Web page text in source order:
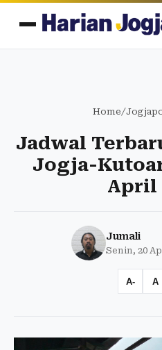
Home/
Jadwal
Jogja-
April
Jumali
Senin, 20
A- A